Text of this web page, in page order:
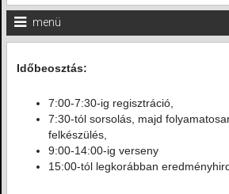
menü
Időbeosztás:
7:00-7:30-ig regisztráció,
7:30-tól sorsolás, majd
felkészülés,
9:00-14:00-ig verseny
15:00-tól legkorábban